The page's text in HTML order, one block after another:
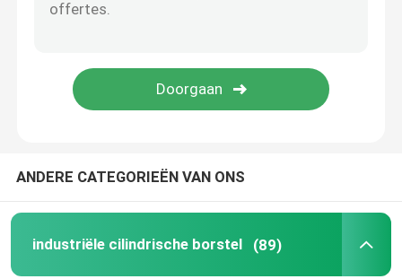
Spiraalveerborstel
Web Spreader Borstel
ANDERE CATEGORIEËN VAN ONS
industriële cilindrische borstel (89)